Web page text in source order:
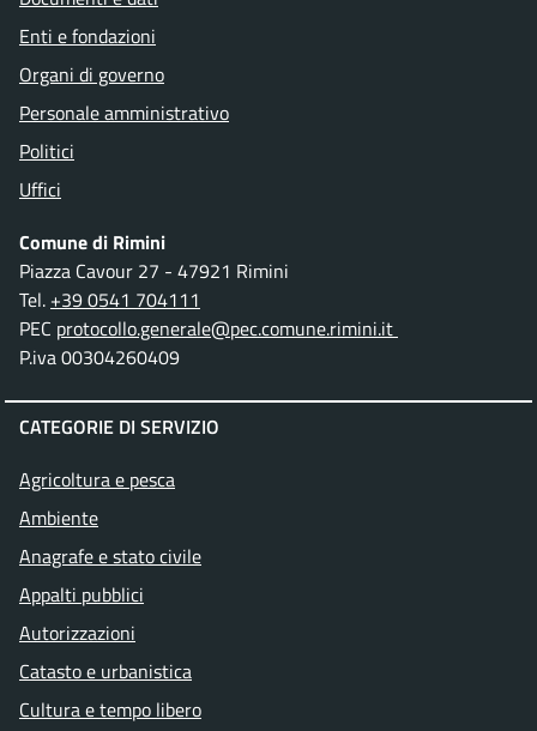
Enti e fondazioni
Organi di governo
Personale amministrativo
Politici
Uffici
Comune di Rimini
Piazza Cavour 27 - 47921 Rimini
Tel. +39 0541 704111
PEC protocollo.generale@pec.comune.rimini.it
P.iva 00304260409
CATEGORIE DI SERVIZIO
Agricoltura e pesca
Ambiente
Anagrafe e stato civile
Appalti pubblici
Autorizzazioni
Catasto e urbanistica
Cultura e tempo libero